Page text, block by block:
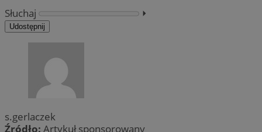
Słuchaj
⏵︎
Udostępnij
s.gerlaczek
Źródło: Artykuł sponsorowany